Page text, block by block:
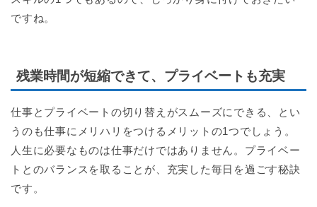
ですね。
残業時間が短縮できて、プライベートも充実
仕事とプライベートの切り替えがスムーズにできる、とい
うのも仕事にメリハリをつけるメリットの1つでしょう。
人生に必要なものは仕事だけではありません。プライベー
トとのバランスを取ることが、充実した毎日を過ごす秘訣
です。